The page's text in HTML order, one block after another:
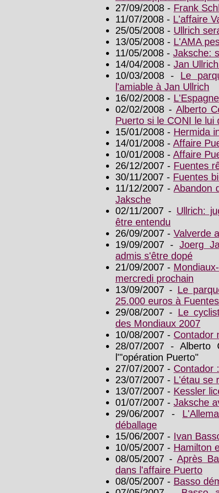
27/09/2008 - Frank
11/07/2008 - L'affaire
25/05/2008 - Ullrich
13/05/2008 - L'AMA
11/05/2008 - Jaksche:
14/04/2008 - Jan
10/03/2008 - Le
l'amiable à Jan Ullrich
16/02/2008 -
02/02/2008 - Alberto
Puerto si le CONI le lui
15/01/2008 - Hermida
14/01/2008 - Affaire
10/01/2008 - Affaire
26/12/2007 - Fuentes
30/11/2007 - Fuentes
11/12/2007 -Abandon
Jaksche
02/11/2007 - Ullrich:
être entendu
26/09/2007 - Valverde
19/09/2007 - Joerg
admis s'être dopé
21/09/2007 -
mercredi prochain
13/09/2007 - Le
25.000 euros à Fuentes
29/08/2007 - Le
des Mondiaux 2007
10/08/2007 - Contador
28/07/2007 - Alberto
l'"opération Puerto"
27/07/2007 - Contador
23/07/2007 - L'étau se
13/07/2007 - Kessler
01/07/2007 - Jaksche
29/06/2007 -
déballage
15/06/2007 - Ivan
10/05/2007 - Hamilton
08/05/2007 - Après
dans l'affaire Puerto
08/05/2007 - Basso